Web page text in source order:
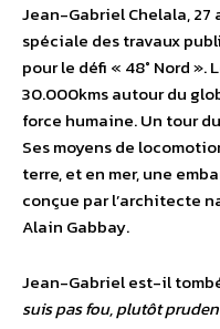
Jean-Gabriel Chelala, 27
spéciale des travaux
pour le défi « 48° Nord ».
30.000kms autour du
force humaine. Un tour
Ses moyens de
terre, et en mer, une
conçue par l’architecte
Alain Gabbay.
Jean-Gabriel est-il
suis pas fou, plutôt